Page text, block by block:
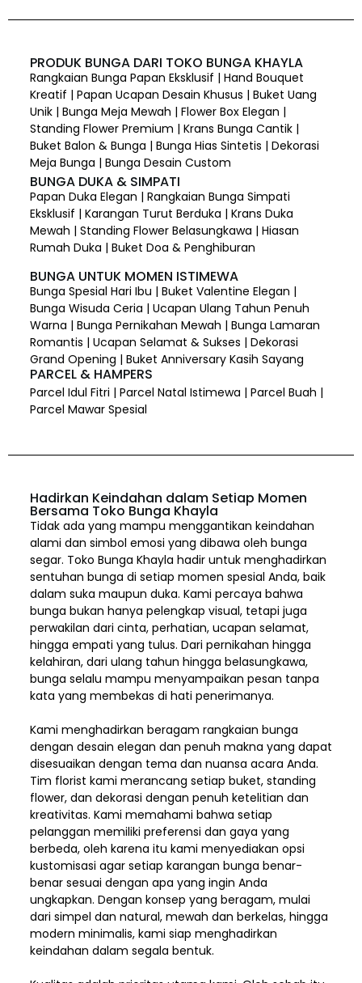
PRODUK BUNGA DARI TOKO BUNGA KHAYLA
Rangkaian Bunga Papan Eksklusif | Hand Bouquet
Kreatif | Papan Ucapan Desain Khusus | Buket Uang
Unik | Bunga Meja Mewah | Flower Box Elegan |
Standing Flower Premium | Krans Bunga Cantik |
Buket Balon & Bunga | Bunga Hias Sintetis | Dekorasi
Meja Bunga | Bunga Desain Custom
BUNGA DUKA & SIMPATI
Papan Duka Elegan | Rangkaian Bunga Simpati
Eksklusif | Karangan Turut Berduka | Krans Duka
Mewah | Standing Flower Belasungkawa | Hiasan
Rumah Duka | Buket Doa & Penghiburan
BUNGA UNTUK MOMEN ISTIMEWA
Bunga Spesial Hari Ibu | Buket Valentine Elegan |
Bunga Wisuda Ceria | Ucapan Ulang Tahun Penuh
Warna | Bunga Pernikahan Mewah | Bunga Lamaran
Romantis | Ucapan Selamat & Sukses | Dekorasi
Grand Opening | Buket Anniversary Kasih Sayang
PARCEL & HAMPERS
Parcel Idul Fitri | Parcel Natal Istimewa | Parcel Buah |
Parcel Mawar Spesial
Hadirkan Keindahan dalam Setiap Momen
Bersama Toko Bunga Khayla
Tidak ada yang mampu menggantikan keindahan
alami dan simbol emosi yang dibawa oleh bunga
segar. Toko Bunga Khayla hadir untuk menghadirkan
sentuhan bunga di setiap momen spesial Anda, baik
dalam suka maupun duka. Kami percaya bahwa
bunga bukan hanya pelengkap visual, tetapi juga
perwakilan dari cinta, perhatian, ucapan selamat,
hingga empati yang tulus. Dari pernikahan hingga
kelahiran, dari ulang tahun hingga belasungkawa,
bunga selalu mampu menyampaikan pesan tanpa
kata yang membekas di hati penerimanya.
Kami menghadirkan beragam rangkaian bunga
dengan desain elegan dan penuh makna yang dapat
disesuaikan dengan tema dan nuansa acara Anda.
Tim florist kami merancang setiap buket, standing
flower, dan dekorasi dengan penuh ketelitian dan
kreativitas. Kami memahami bahwa setiap
pelanggan memiliki preferensi dan gaya yang
berbeda, oleh karena itu kami menyediakan opsi
kustomisasi agar setiap karangan bunga benar-
benar sesuai dengan apa yang ingin Anda
ungkapkan. Dengan konsep yang beragam, mulai
dari simpel dan natural, mewah dan berkelas, hingga
modern minimalis, kami siap menghadirkan
keindahan dalam segala bentuk.